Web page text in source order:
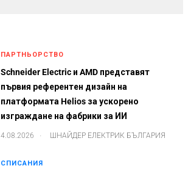
ПАРТНЬОРСТВО
Schneider Electric и AMD представят
първия референтен дизайн на
платформата Helios за ускорено
изграждане на фабрики за ИИ
4.08.2026 ШНАЙДЕР ЕЛЕКТРИК БЪЛГАРИЯ
СПИСАНИЯ